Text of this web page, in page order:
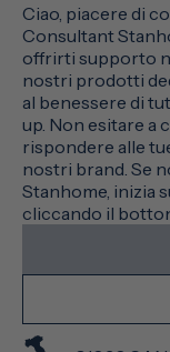
Ciao, piacere di
Consultant
offrirti supporto
nostri prodotti
al benessere di
up. Non esitare a
rispondere alle
nostri brand. Se
Stanhome, inizia
cliccando il